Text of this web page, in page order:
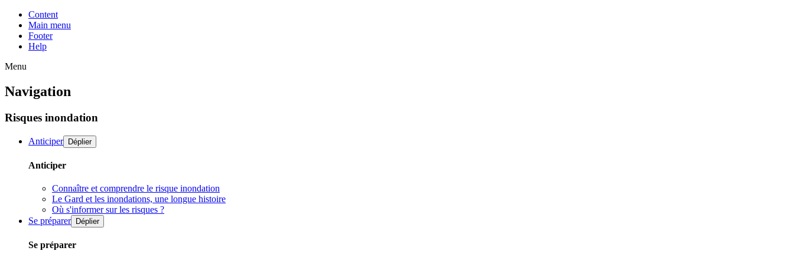
Content
Main menu
Footer
Help
Menu
Navigation
Risques inondation
Anticiper Déplier
Anticiper
Connaître et comprendre le risque inondation
Le Gard et les inondations, une longue histoire
Où s'informer sur les risques ?
Se préparer
Déplier
Se préparer